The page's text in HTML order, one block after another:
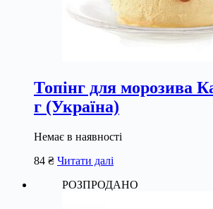
Топінг для морозива
г (Україна)
Немає в наявності
84 ₴ Читати далі
РОЗПРОДАНО